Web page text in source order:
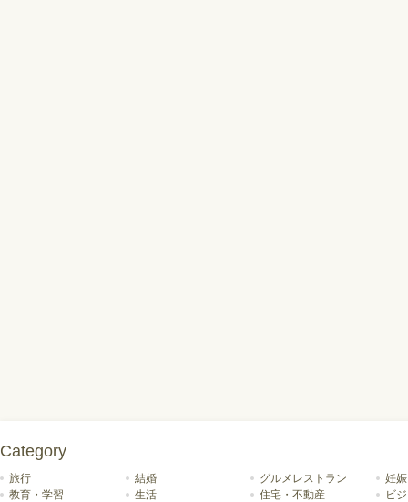
Category
旅行 結婚 グルメレストラン
妊
教育・学習
生活 住宅・不動産
ビ